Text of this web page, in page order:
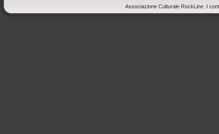
Associazione Culturale RockLine. I